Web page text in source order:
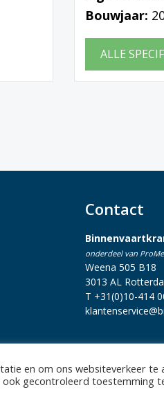
Bouwjaar:
ALLE
Contact
onderdeel van
Weena 505 B18
3013 AL
T +31(0)10-414
Privacy statement|Sitemap|
en om ons websiteverkeer te
gecontroleerd toestemming